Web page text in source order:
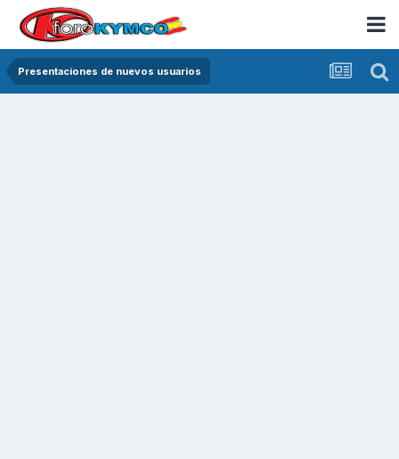
Presentaciones de nuevos usuarios